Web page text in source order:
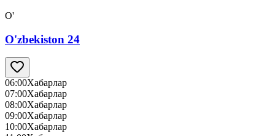
O'
O'zbekiston 24
06:00Хабарлар
07:00Хабарлар
08:00Хабарлар
09:00Хабарлар
10:00Хабарлар